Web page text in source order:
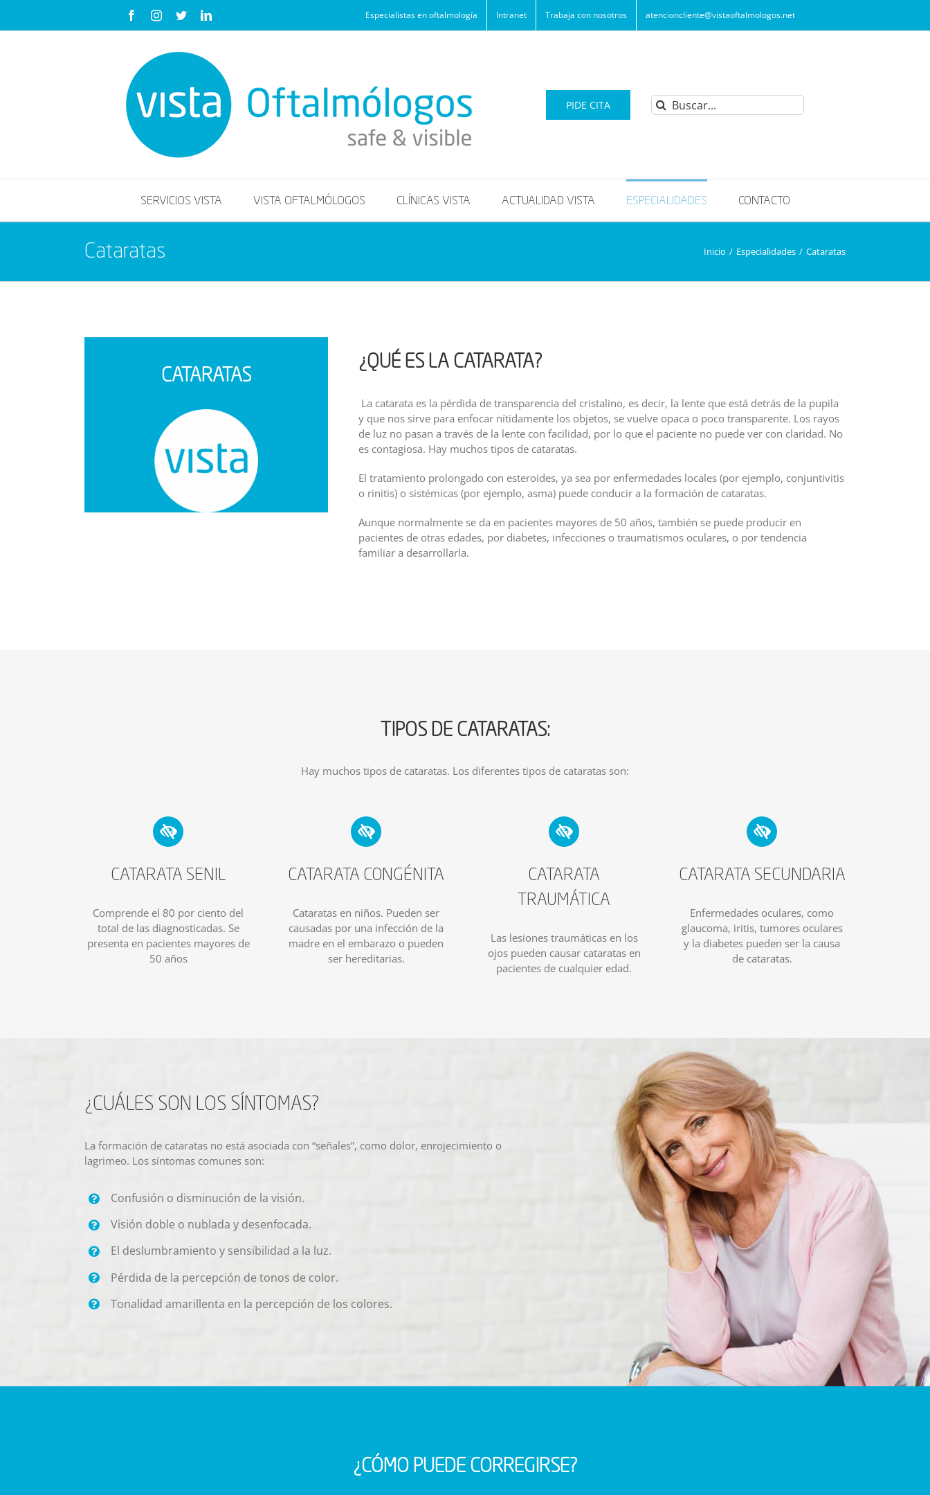
FacebookInstagram
TwitterLinkedIn Especialistas en oftalmología Intranet Trabaja con nosotros atencioncliente@vistaoftalmologos.net
PIDE CITA Buscar:
SERVICIOS VISTA VISTA OFTALMÓLOGOS CLÍNICAS VISTA ACTUALIDAD VISTA ESPECIALIDADES CONTACTO
Cataratas Inicio / Especialidades / Cataratas
CATARATAS
¿QUÉ ES LA CATARATA?
La catarata es la pérdida de transparencia del cristalino, es decir, la lente que está detrás de la pupila
y que nos sirve para enfocar nítidamente los objetos, se vuelve opaca o poco transparente. Los rayos
de luz no pasan a través de la lente con facilidad, por lo que el paciente no puede ver con claridad. No
es contagiosa. Hay muchos tipos de cataratas.
El tratamiento prolongado con esteroides, ya sea por enfermedades locales (por ejemplo, conjuntivitis
o rinitis) o sistémicas (por ejemplo, asma) puede conducir a la formación de cataratas.
Aunque normalmente se da en pacientes mayores de 50 años, también se puede producir en
pacientes de otras edades, por diabetes, infecciones o traumatismos oculares, o por tendencia
familiar a desarrollarla.
TIPOS DE CATARATAS:
Hay muchos tipos de cataratas. Los diferentes tipos de cataratas son:
CATARATA SENIL
Comprende el 80 por ciento del
total de las diagnosticadas. Se
presenta en pacientes mayores de
50 años
CATARATA CONGÉNITA
Cataratas en niños. Pueden ser
causadas por una infección de la
madre en el embarazo o pueden
ser hereditarias.
CATARATA
TRAUMÁTICA
Las lesiones traumáticas en los
ojos pueden causar cataratas en
pacientes de cualquier edad.
CATARATA SECUNDARIA
Enfermedades oculares, como
glaucoma, iritis, tumores oculares
y la diabetes pueden ser la causa
de cataratas.
¿CUÁLES SON LOS SÍNTOMAS?
La formación de cataratas no está asociada con “señales”, como dolor, enrojecimiento o
lagrimeo. Los síntomas comunes son:
Confusión o disminución de la visión.
Visión doble o nublada y desenfocada.
El deslumbramiento y sensibilidad a la luz.
Pérdida de la percepción de tonos de color.
Tonalidad amarillenta en la percepción de los colores.
¿CÓMO PUEDE CORREGIRSE?